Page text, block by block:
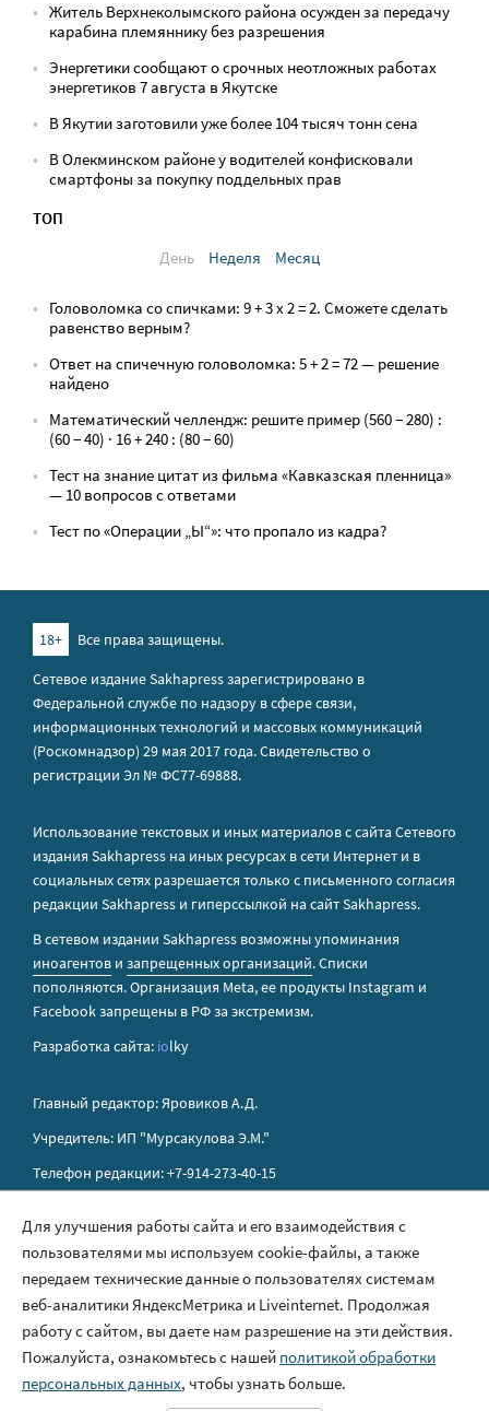
Житель Верхнеколымского района осужден за передачу
карабина племяннику без разрешения
Энергетики сообщают о срочных неотложных работах
энергетиков 7 августа в Якутске
В Якутии заготовили уже более 104 тысяч тонн сена
В Олекминском районе у водителей конфисковали
смартфоны за покупку поддельных прав
ТОП
День
Неделя Месяц
Головоломка со спичками: 9 + 3 х 2 = 2. Сможете сделать
равенство верным?
Ответ на спичечную головоломка: 5 + 2 = 72 — решение
найдено
Математический челлендж: решите пример (560 − 280) :
(60 − 40) · 16 + 240 : (80 − 60)
Тест на знание цитат из фильма «Кавказская пленница»
— 10 вопросов с ответами
Тест по «Операции „Ы“»: что пропало из кадра?
18+
Все права защищены.
Сетевое издание Sakhapress зарегистрировано в
Федеральной службе по надзору в сфере связи,
информационных технологий и массовых коммуникаций
(Роскомнадзор) 29 мая 2017 года. Свидетельство о
регистрации Эл № ФС77-69888.
Использование текстовых и иных материалов с сайта Сетевого
издания Sakhapress на иных ресурсах в сети Интернет и в
социальных сетях разрешается только с письменного согласия
редакции Sakhapress и гиперссылкой на сайт Sakhapress.
В сетевом издании Sakhapress возможны упоминания
иноагентов и запрещенных организаций. Списки
пополняются. Организация Metа, ее продукты Instagram и
Facebook запрещены в РФ за экстремизм.
Разработка сайта: iolky
Главный редактор: Яровиков А.Д.
Учредитель: ИП "Мурсакулова Э.М."
Телефон редакции: +7-914-273-40-15
Правила сайта
Политика обработки персональных данных
Размещение рекламы
Контакты
Для улучшения работы сайта и его взаимодействия с
пользователями мы используем cookie-файлы, а также
передаем технические данные о пользователях системам
веб-аналитики ЯндексМетрика и Liveinternet. Продолжая
работу с сайтом, вы даете нам разрешение на эти действия.
Пожалуйста, ознакомьтесь с нашей политикой обработки
персональных данных, чтобы узнать больше.